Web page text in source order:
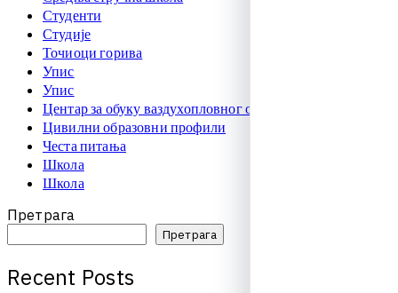
Студенти
Студије
Точиоци горива
Упис
Упис
Центар за обуку ваздухопловног особља
Цивилни образовни профили
Честа питања
Школа
Школа
Претрага
Претрага
Recent Posts